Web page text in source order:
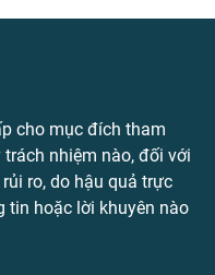
cho mục đích tham
nhiệm nào, đối với
ro, do hậu quả trực
tin hoặc lời khuyên nào